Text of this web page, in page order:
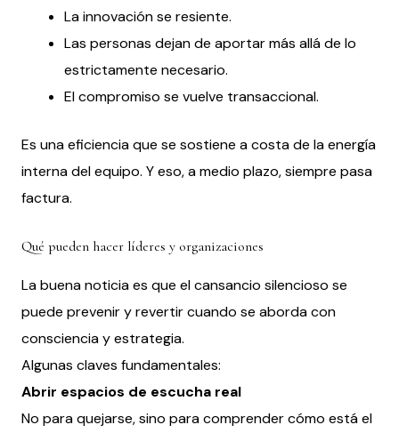
La innovación se resiente.
Las personas dejan de aportar más allá de lo
estrictamente necesario.
El compromiso se vuelve transaccional.
Es una eficiencia que se sostiene a costa de la energía
interna del equipo. Y eso, a medio plazo, siempre pasa
factura.
Qué pueden hacer líderes y organizaciones
La buena noticia es que el cansancio silencioso se
puede prevenir y revertir cuando se aborda con
consciencia y estrategia.
Algunas claves fundamentales:
Abrir espacios de escucha real
No para quejarse, sino para comprender cómo está el